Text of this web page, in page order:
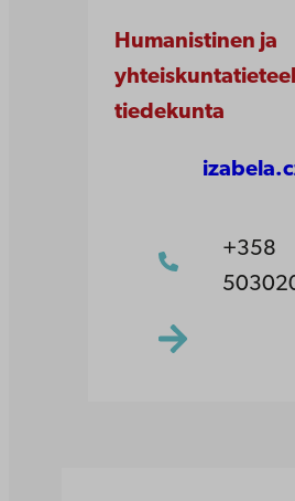
Humanistinen ja
tiedekunta
+358